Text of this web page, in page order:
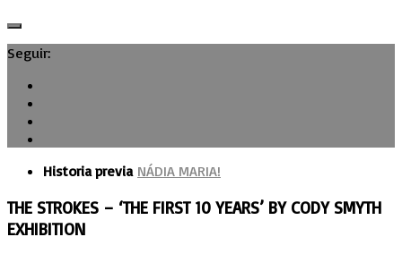
Seguir:
Historia previa NÁDIA MARIA!
THE STROKES – ‘THE FIRST 10 YEARS’ BY CODY SMYTH
EXHIBITION